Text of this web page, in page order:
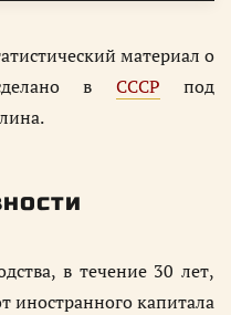
материал о
в СССР под
в течение 30 лет,
иностранного капитала